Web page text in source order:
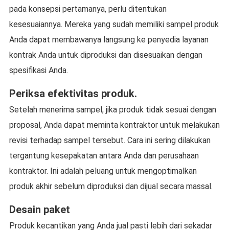
pada konsepsi pertamanya, perlu ditentukan
kesesuaiannya. Mereka yang sudah memiliki sampel produk
Anda dapat membawanya langsung ke penyedia layanan
kontrak Anda untuk diproduksi dan disesuaikan dengan
spesifikasi Anda.
Periksa efektivitas produk.
Setelah menerima sampel, jika produk tidak sesuai dengan
proposal, Anda dapat meminta kontraktor untuk melakukan
revisi terhadap sampel tersebut. Cara ini sering dilakukan
tergantung kesepakatan antara Anda dan perusahaan
kontraktor. Ini adalah peluang untuk mengoptimalkan
produk akhir sebelum diproduksi dan dijual secara massal.
Desain paket
Produk kecantikan yang Anda jual pasti lebih dari sekadar